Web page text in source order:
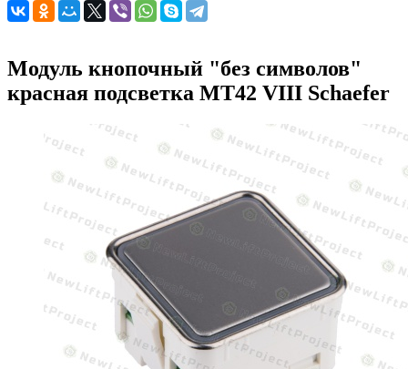
Модуль кнопочный "без символов"
красная подсветка MT42 VIII Schaefer